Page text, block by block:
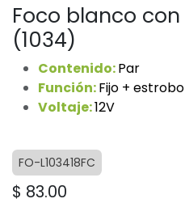
Foco blanco con
(1034)
Contenido:Par
Función:Fijo + estrobo
Voltaje:12V
FO-L103418FC
$ 83.00